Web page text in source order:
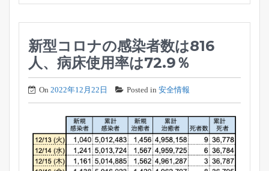
新型コロナの感染者数は816
人、病床使用率は72.9％
On 2022年12月22日 Posted in 安全情報